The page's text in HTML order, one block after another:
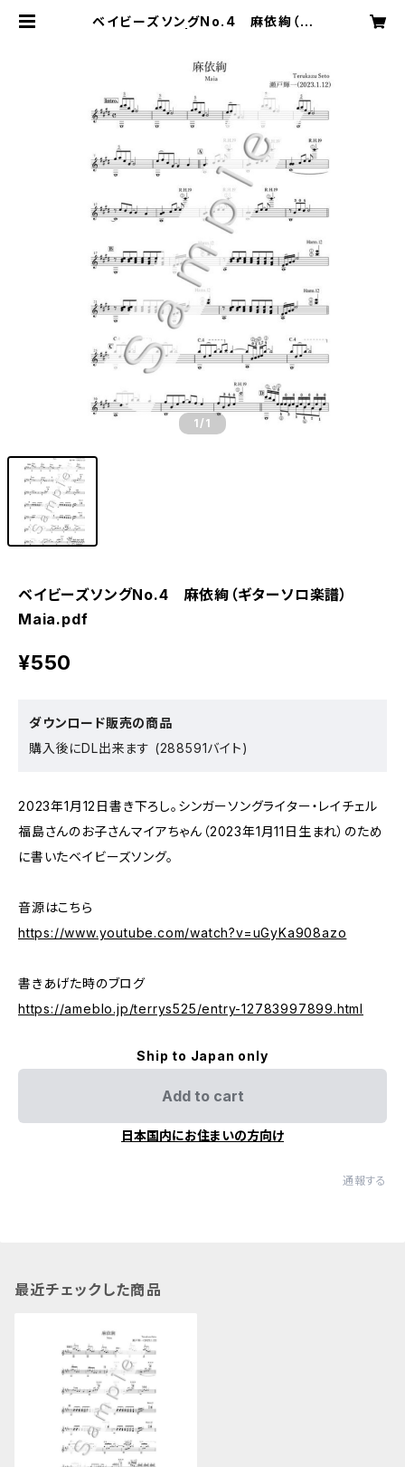
ベイビーズソングNo.4 麻依絢（ギ
1 /1
ベイビーズソングNo.4 麻依絢（ギターソロ楽譜）
Maia.pdf
¥550
ダウンロード販売の商品
購入後にDL出来ます (288591バイト)
2023年1月12日書き下ろし。シンガーソングライター・レイチェル
福島さんのお子さんマイアちゃん（2023年1月11日生まれ）のため
に書いたベイビーズソング。
音源はこちら
https://www.youtube.com/watch?v=uGyKa908azo
書きあげた時のブログ
https://ameblo.jp/terrys525/entry-12783997899.html
Ship to Japan only
Add to cart
日本国内にお住まいの方向け
通報する
最近チェックした商品